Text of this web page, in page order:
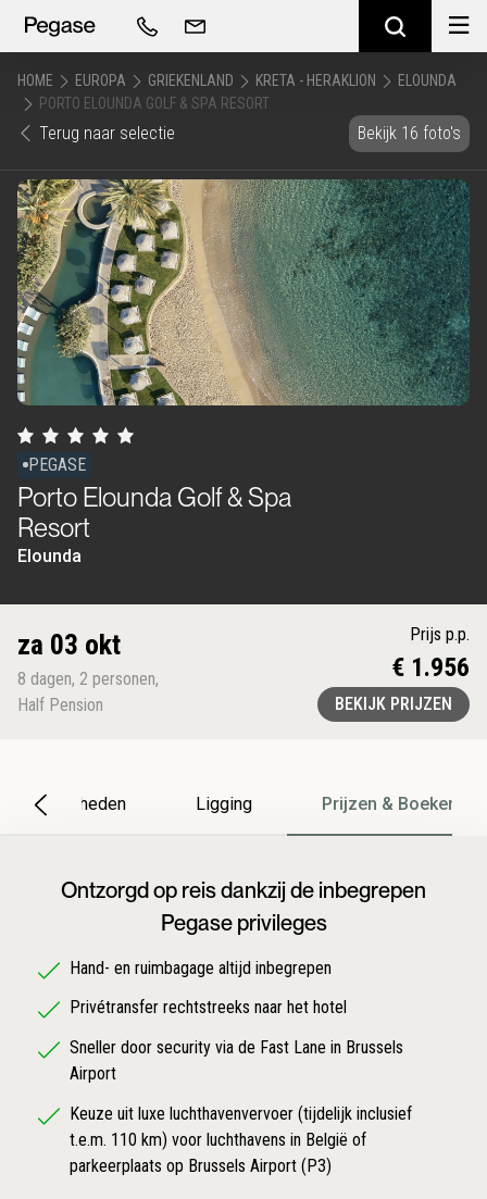
HOME EUROPA GRIEKENLAND KRETA - HERAKLION
ELOUNDA
PORTO ELOUNDA GOLF & SPA RESORT
Terug naar selectie Bekijk 16 foto's
PEGASE
Porto Elounda Golf & Spa
Resort
Elounda
za 03 okt
8 dagen, 2 personen,
Half Pension
Prijs p.p.
€ 1.956
BEKIJK PRIJZEN
Bijzonderheden Ligging Prijzen & Boeken
Ontzorgd op reis dankzij de inbegrepen
Pegase privileges
Hand- en ruimbagage altijd inbegrepen
Privétransfer rechtstreeks naar het hotel
Sneller door security via de Fast Lane in Brussels
Airport
Keuze uit luxe luchthavenvervoer (tijdelijk inclusief
t.e.m. 110 km) voor luchthavens in België of
parkeerplaats op Brussels Airport (P3)